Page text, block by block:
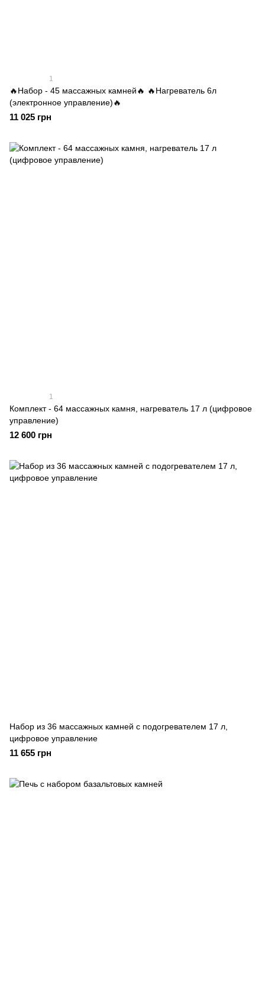
1
🔥Набор - 45 массажных камней🔥 🔥Нагреватель 6л
(электронное управление)🔥
11 025 грн
1
Комплект - 64 массажных камня, нагреватель 17 л (цифровое
управление)
12 600 грн
Набор из 36 массажных камней с подогревателем 17 л,
цифровое управление
11 655 грн